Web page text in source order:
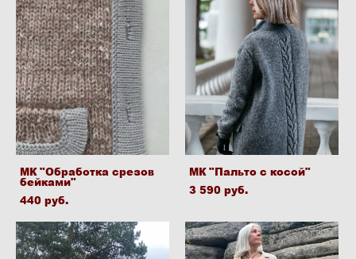
МК "Обработка срезов
бейками"
440 pуб.
МК "Пальто с косой"
3 590 pуб.